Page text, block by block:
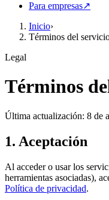
Para empresas↗
Inicio›
Términos del
Legal
Términos
Última actualización: 8 de
1. Aceptación
Al acceder o usar los
herramientas asociadas),
Política de privacidad.